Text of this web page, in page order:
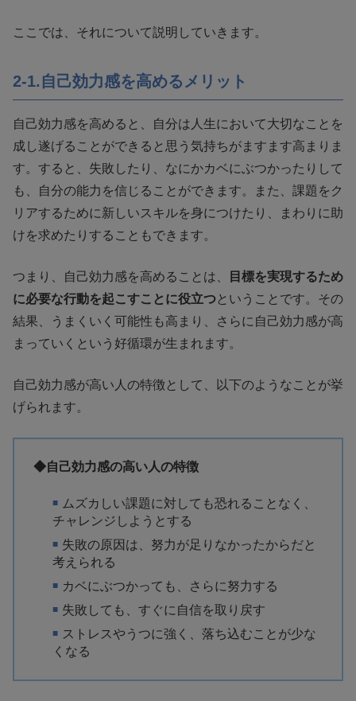
ここでは、それについて説明していきます。
2-1.自己効力感を高めるメリット
自己効力感を高めると、自分は人生において大切なことを
成し遂げることができると思う気持ちがますます高まりま
す。すると、失敗したり、なにかカベにぶつかったりして
も、自分の能力を信じることができます。また、課題をク
リアするために新しいスキルを身につけたり、まわりに助
けを求めたりすることもできます。
つまり、自己効力感を高めることは、
目標を実現するため
に必要な行動を起こすことに役立つということです。その
結果、うまくいく可能性も高まり、さらに自己効力感が高
まっていくという好循環が生まれます。
自己効力感が高い人の特徴として、以下のようなことが挙
げられます。
◆自己効力感の高い人の特徴
ムズカしい課題に対しても恐れることなく、
チャレンジしようとする
失敗の原因は、努力が足りなかったからだと
考えられる
カベにぶつかっても、さらに努力する
失敗しても、すぐに自信を取り戻す
ストレスやうつに強く、落ち込むことが少な
くなる